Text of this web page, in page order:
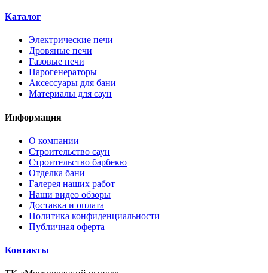
Каталог
Электрические печи
Дровяные печи
Газовые печи
Парогенераторы
Аксессуары для бани
Материалы для саун
Информация
О компании
Строительство саун
Строительство барбекю
Отделка бани
Галерея наших работ
Наши видео обзоры
Доставка и оплата
Политика конфиденциальности
Публичная оферта
Контакты